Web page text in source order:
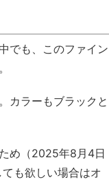
でも、このファイン
カラーもブラックと
め（2025年8月4日
も欲しい場合はオ